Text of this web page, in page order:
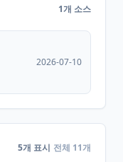
1개 소스
2026-07-10
5개 표시 전체 11개